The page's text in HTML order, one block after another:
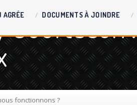
AGRÉE DOCUMENTS À JOINDRE
Courtecon :
fonctionnons ?